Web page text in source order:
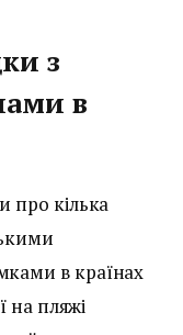
з
в
про кілька
в країнах
на пляжі